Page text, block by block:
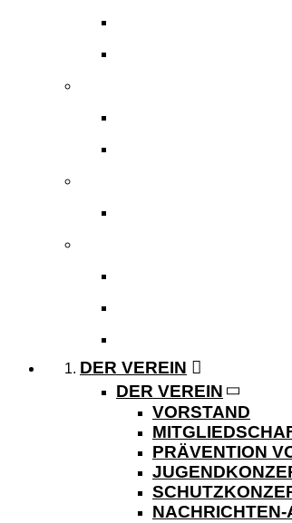
DER VEREIN
DER VEREIN
VORSTAND
PRÄVENTION
NACHRICHTEN-